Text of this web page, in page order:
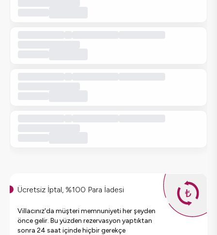
Ücretsiz İptal, %100 Para İadesi
Villacınız'da müşteri memnuniyeti her şeyden
önce gelir. Bu yüzden rezervasyon yaptıktan
sonra 24 saat içinde hiçbir gerekçe